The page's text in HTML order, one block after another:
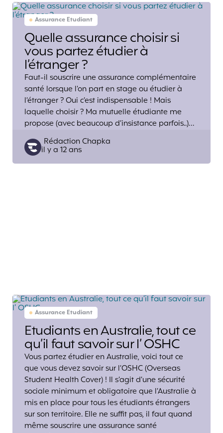
Assurance Etudiant
Quelle assurance choisir si
vous partez étudier à
l’étranger ?
Faut-il souscrire une assurance complémentaire
santé lorsque l’on part en stage ou étudier à
l’étranger ? Oui c’est indispensable ! Mais
laquelle choisir ? Ma mutuelle étudiante me
propose (avec beaucoup d’insistance parfois..)…
Posted
by
Rédaction Chapka
il y a 12 ans
Assurance Etudiant
Etudiants en Australie, tout ce
qu’il faut savoir sur l’ OSHC
Vous partez étudier en Australie, voici tout ce
que vous devez savoir sur l’OSHC (Overseas
Student Health Cover) ! Il s’agit d’une sécurité
sociale minimum et obligatoire que l’Australie à
mis en place pour tous les étudiants étrangers
sur son territoire. Elle ne suffit pas, il faut quand
même souscrire une assurance santé